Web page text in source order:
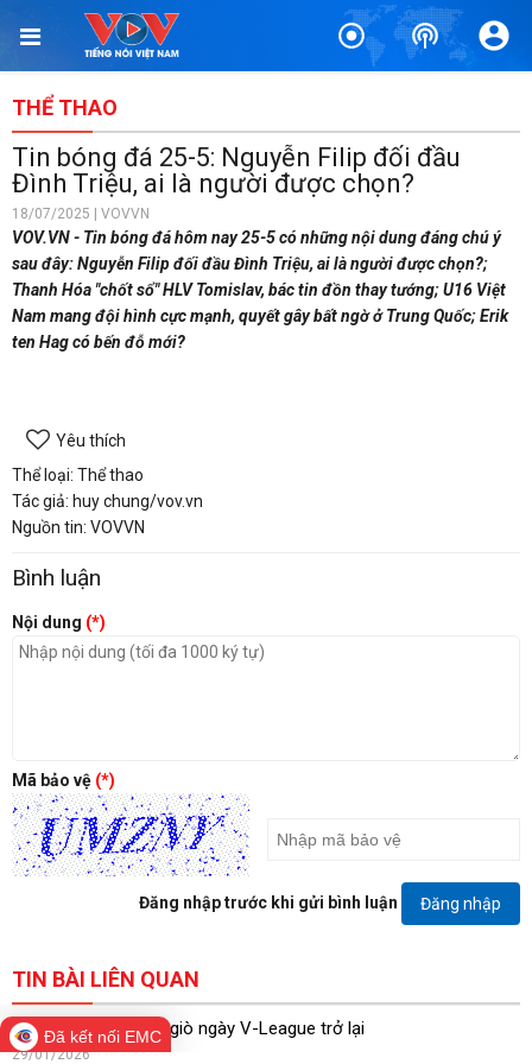
THỂ THAO
Tin bóng đá 25-5: Nguyễn Filip đối đầu
Đình Triệu, ai là người được chọn?
18/07/2025 | VOVVN
VOV.VN - Tin bóng đá hôm nay 25-5 có những nội dung đáng chú ý
sau đây: Nguyễn Filip đối đầu Đình Triệu, ai là người được chọn?;
Thanh Hóa "chốt sổ" HLV Tomislav, bác tin đồn thay tướng; U16 Việt
Nam mang đội hình cực mạnh, quyết gây bất ngờ ở Trung Quốc; Erik
ten Hag có bến đỗ mới?
Yêu thích
Thể loại: Thể thao
Tác giả: huy chung/vov.vn
Nguồn tin: VOVVN
Bình luận
Nội dung (*)
Mã bảo vệ (*)
Đăng nhập trước khi gửi bình luận Đăng nhập
TIN BÀI LIÊN QUAN
5 cầu thủ bị treo giò ngày V-League trở lại
29/01/2026
Đã kết nối EMC